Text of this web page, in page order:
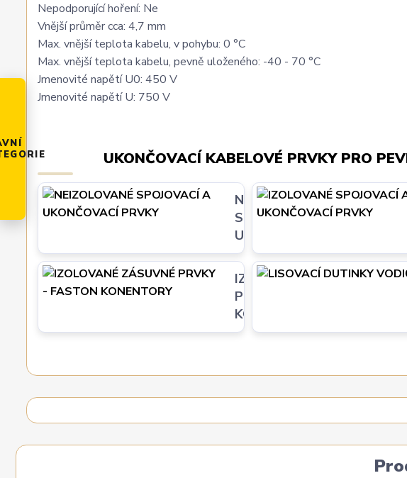
Nepodporující hoření: Ne
Vnější průměr cca: 4,7 mm
Max. vnější teplota kabelu, v pohybu: 0 °C
Max. vnější teplota kabelu, pevně uloženého: -40 - 70 °C
Jmenovité napětí U0: 450 V
Jmenovité napětí U: 750 V
UKONČOVACÍ KABELOVÉ PRVKY PRO
NEIZOLOVANÉ
SPOJOVACÍ A
UKONČOVACÍ PRVKY
IZOLOVANÉ ZÁSUVNÉ
PRVKY - FASTON
KONENTORY